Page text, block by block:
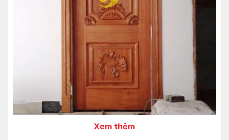
Xem thêm